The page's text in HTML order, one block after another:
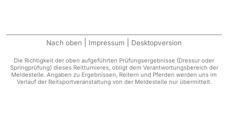
Nach oben Impressum Desktopversion
Die Richtigkeit der oben aufgeführten Prüfungsergebnisse (Dressur oder
Springprüfung) dieses Reitturnieres, obligt dem Verantwortungsbereich der
Meldestelle. Angaben zu Ergebnissen, Reitern und Pferden werden uns im
Verlauf der Reitsportveranstaltung von der Meldestelle nur übermittelt.